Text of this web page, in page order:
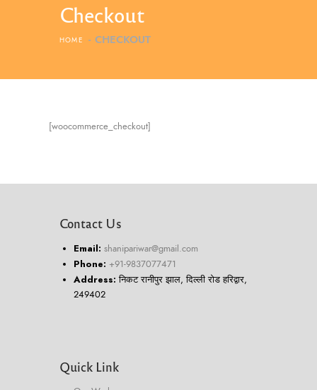
Checkout
HOME CHECKOUT
[woocommerce_checkout]
Contact Us
Email: shanipariwar@gmail.com
Phone: +91-9837077471
Address:निकट रानीपुर झाल, दिल्ली रोड हरिद्वार,
249402
Quick Link